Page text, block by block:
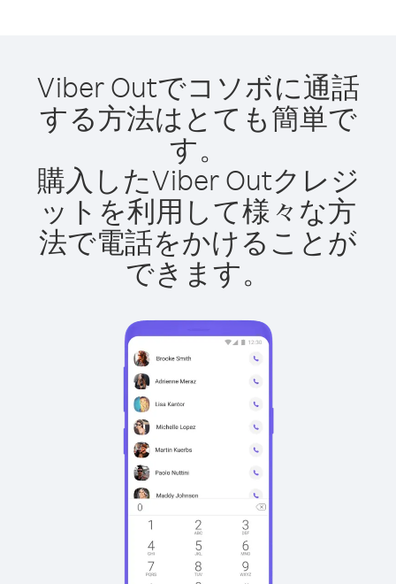
Viber Outでコソボに通話
する方法はとても簡単で
す。
購入したViber Outクレジ
ットを利用して様々な方
法で電話をかけることが
できます。